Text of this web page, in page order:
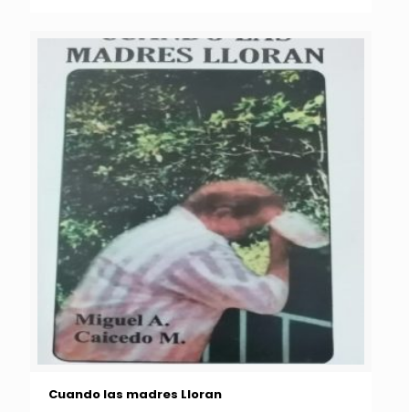
Cuando las madres Lloran